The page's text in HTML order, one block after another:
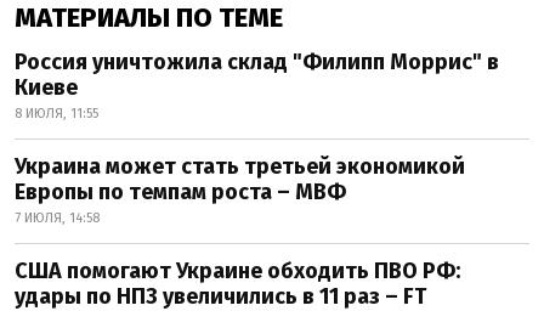
МАТЕРИАЛЫ ПО ТЕМЕ
Россия уничтожила склад "Филипп Моррис" в
Киеве
8 ИЮЛЯ, 11:55
Украина может стать третьей экономикой
Европы по темпам роста – МВФ
7 ИЮЛЯ, 14:58
США помогают Украине обходить ПВО РФ:
удары по НПЗ увеличились в 11 раз – FT